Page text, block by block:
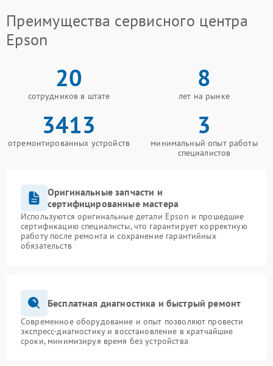
Преимущества сервисного центра
Epson
20
сотрудников в штате
8
лет на рынке
3413
отремонтированных устройств
3
минимальный опыт работы
специалистов
Оригинальные запчасти и
сертифицированные мастера
Используются оригинальные детали Epson и прошедшие
сертификацию специалисты, что гарантирует корректную
работу после ремонта и сохранение гарантийных
обязательств
Бесплатная диагностика и быстрый ремонт
Современное оборудование и опыт позволяют провести
экспресс-диагностику и восстановление в кратчайшие
сроки, минимизируя время без устройства